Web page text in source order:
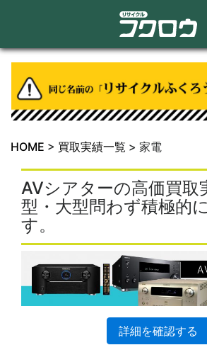
HOME > 買取実績一覧 > 家電
AVシアターの高価買取
型・大型問わず積極的
す。
詳細を確認する